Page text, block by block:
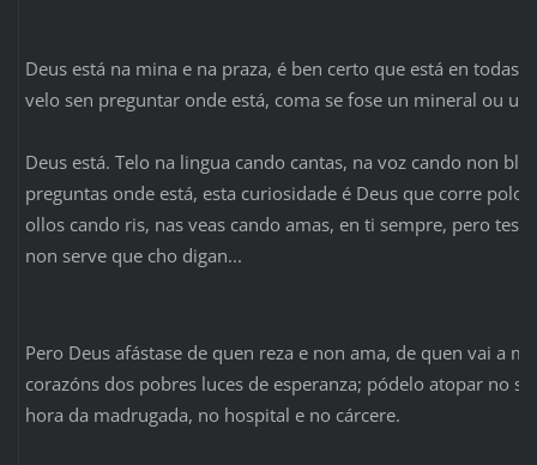
Deus está na mina e na praza, é ben certo que está en todas
velo sen preguntar onde está, coma se fose un mineral ou
Deus está. Telo na lingua cando cantas, na voz cando non
preguntas onde está, esta curiosidade é Deus que corre polo
ollos cando ris, nas veas cando amas, en ti sempre, pero tes
non serve que cho digan...
Pero Deus afástase de quen reza e non ama, de quen vai a
corazóns dos pobres luces de esperanza; pódelo atopar no
hora da madrugada, no hospital e no cárcere.